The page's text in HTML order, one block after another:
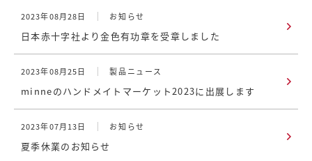
2023年08月28日 お知らせ
日本赤十字社より金色有功章を受章しました
2023年08月25日 製品ニュース
minneのハンドメイトマーケット2023に出展します
2023年07月13日 お知らせ
夏季休業のお知らせ